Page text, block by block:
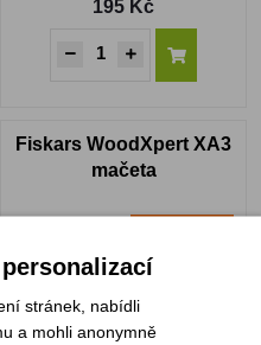
195 Kč
Fiskars WoodXpert XA3
mačeta
stránek, nabídli
a mohli anonymně